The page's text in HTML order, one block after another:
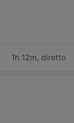
1h 12m, diretto